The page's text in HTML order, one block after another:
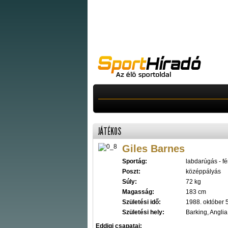
JÁTÉKOS
Giles Barnes
Sportág:
labdarúgás -
Poszt:
középpályás
Súly:
72 kg
Magasság:
183 cm
Születési idő:
1988. október
Születési hely:
Barking, Anglia
Eddigi csapatai: